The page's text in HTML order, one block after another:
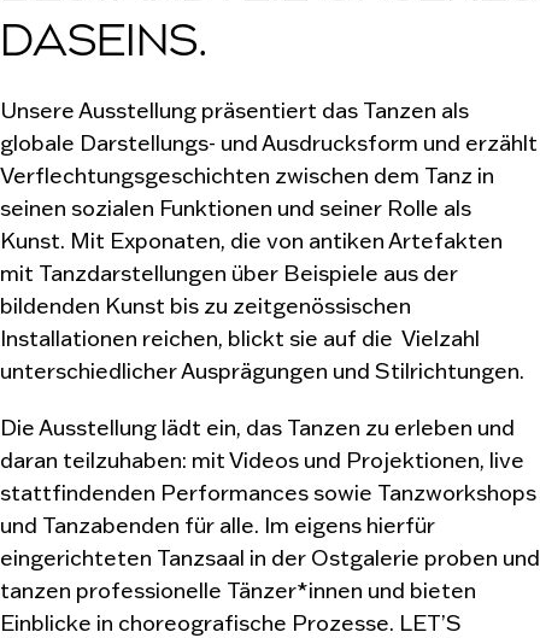
DASEINS.
Unsere Ausstellung präsentiert das Tanzen als
globale Darstellungs- und Ausdrucksform und erzählt
Verflechtungsgeschichten zwischen dem Tanz in
seinen sozialen Funktionen und seiner Rolle als
Kunst. Mit Exponaten, die von antiken Artefakten
mit Tanzdarstellungen über Beispiele aus der
bildenden Kunst bis zu zeitgenössischen
Installationen reichen, blickt sie auf die Vielzahl
unterschiedlicher Ausprägungen und Stilrichtungen.
Die Ausstellung lädt ein, das Tanzen zu erleben und
daran teilzuhaben: mit Videos und Projektionen, live
stattfindenden Performances sowie Tanzworkshops
und Tanzabenden für alle. Im eigens hierfür
eingerichteten Tanzsaal in der Ostgalerie proben und
tanzen professionelle Tänzer*innen und bieten
Einblicke in choreografische Prozesse. LET’S